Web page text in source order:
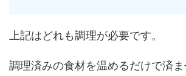
上記はどれも調理が必要です。
調理済みの食材を温めるだけで済ま